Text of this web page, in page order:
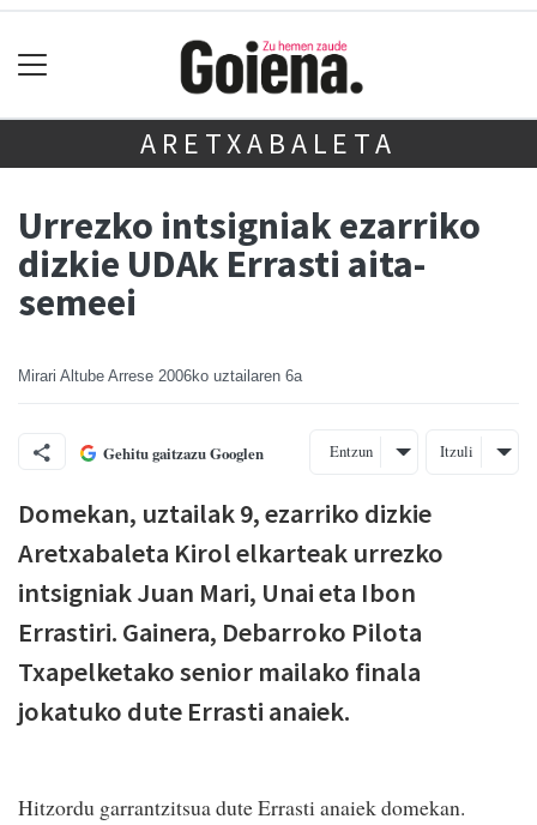
ARETXABALETA
Urrezko intsigniak ezarriko
dizkie UDAk Errasti aita-
semeei
Mirari Altube Arrese 2006ko uztailaren 6a
Gehitu gaitzazu Googlen Entzun Itzuli
Domekan, uztailak 9, ezarriko dizkie
Aretxabaleta Kirol elkarteak urrezko
intsigniak Juan Mari, Unai eta Ibon
Errastiri. Gainera, Debarroko Pilota
Txapelketako senior mailako finala
jokatuko dute Errasti anaiek.
Hitzordu garrantzitsua dute Errasti anaiek domekan.